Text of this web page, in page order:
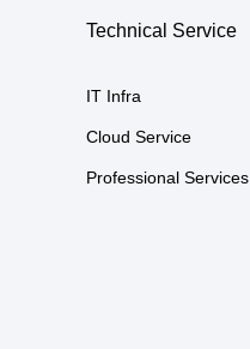
Technical Service
IT Infra
Cloud Service
Professional Services